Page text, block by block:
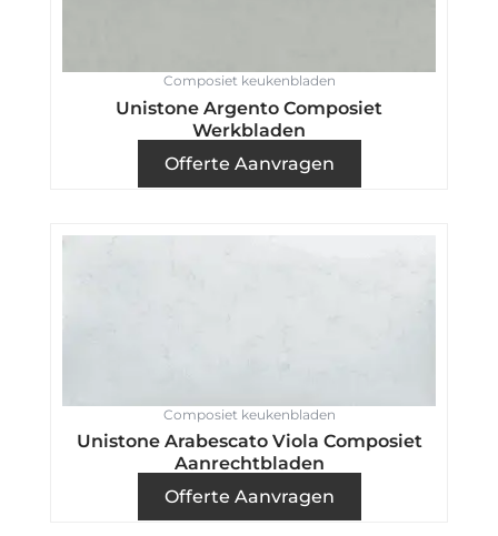
Composiet keukenbladen
Unistone Argento Composiet
Werkbladen
Offerte Aanvragen
Composiet keukenbladen
Unistone Arabescato Viola Composiet
Aanrechtbladen
Offerte Aanvragen